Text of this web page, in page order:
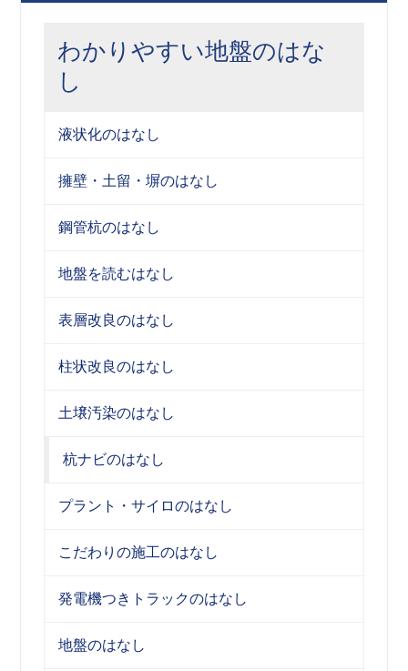
わかりやすい地盤のはな
し
液状化のはなし
擁壁・土留・塀のはなし
鋼管杭のはなし
地盤を読むはなし
表層改良のはなし
柱状改良のはなし
土壌汚染のはなし
杭ナビのはなし
プラント・サイロのはなし
こだわりの施工のはなし
発電機つきトラックのはなし
地盤のはなし